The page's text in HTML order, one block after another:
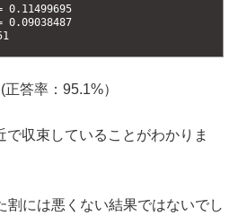
0.11499695
0.09038487
答率：95.1%）
で収束していることがわかりま
割には悪くない結果ではないでし